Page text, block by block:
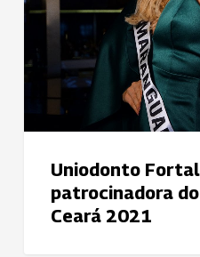
Ceará
Uniodonto
patrocinadora
Ceará 2021